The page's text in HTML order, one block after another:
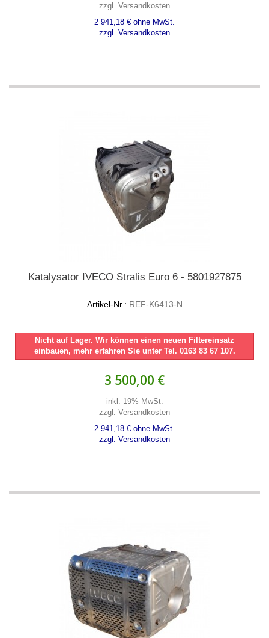
zzgl. Versandkosten
2 941,18 € ohne MwSt.
zzgl. Versandkosten
Katalysator IVECO Stralis Euro 6 - 5801927875
Artikel-Nr.: REF-K6413-N
Nicht auf Lager. Wir können einen neuen Filtereinsatz
einbauen, mehr erfahren Sie unter Tel. 0163 83 67 107.
3 500,00 €
inkl. 19% MwSt.
zzgl. Versandkosten
2 941,18 € ohne MwSt.
zzgl. Versandkosten